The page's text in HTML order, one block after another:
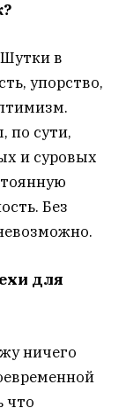
в
упорство,
по сути,
и суровых
Без
для
ничего
что